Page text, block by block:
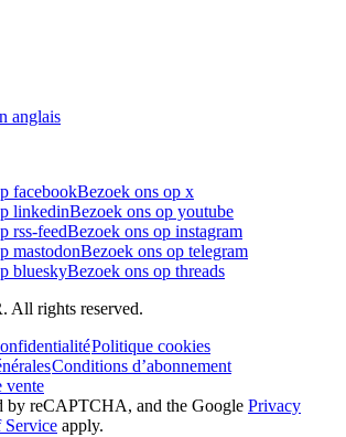
anglais
facebookBezoek ons op x
linkedinBezoek ons op youtube
rss-feedBezoek ons op instagram
mastodonBezoek ons op telegram
blueskyBezoek ons op threads
All rights reserved.
Politique cookies
Conditions d’abonnement
vente
by reCAPTCHA, and the Google Privacy
Service apply.